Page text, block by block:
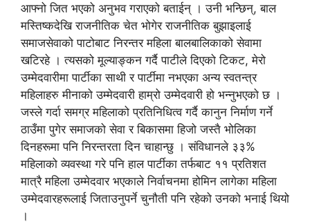
आफ्नो जित भएको अनुभव गराएको बताईन् । उनी भन्छिन्, बाल
मस्तिष्कदेखि राजनीतिक चेत भोगेर राजनीतिक बुझाइलाई
समाजसेवाको पाटोबाट निरन्तर महिला बालबालिकाको सेवामा
खटिरहे । त्यसको मूल्याङ्कन गर्दै पाटीले दिएको टिकट, मेरो
उम्मेदवारीमा पार्टीका साथी र पार्टीमा नभएका अन्य स्वतन्त्र
महिलाहरु मीनाको उम्मेदवारी हाम्रो उम्मेदवारी हो भन्नुभएको छ ।
जस्ले गर्दा समग्र महिलाको प्रतिनिधित्व गर्दै कानुन निर्माण गर्ने
ठाउँमा पुगेर समाजको सेवा र बिकासमा हिजो जस्तै भोलिका
दिनहरूमा पनि निरन्तरता दिन चाहान्छु । संविधानले ३३%
महिलाको व्यवस्था गरे पनि हाल पार्टीका तर्फबाट ११ प्रतिशत
मात्रै महिला उम्मेदवार भएकाले निर्वाचनमा होमिन लागेका महिला
उम्मेदवारहरूलाई जिताउनुपर्ने चुनौती पनि रहेको उनको भनाई थियो
।